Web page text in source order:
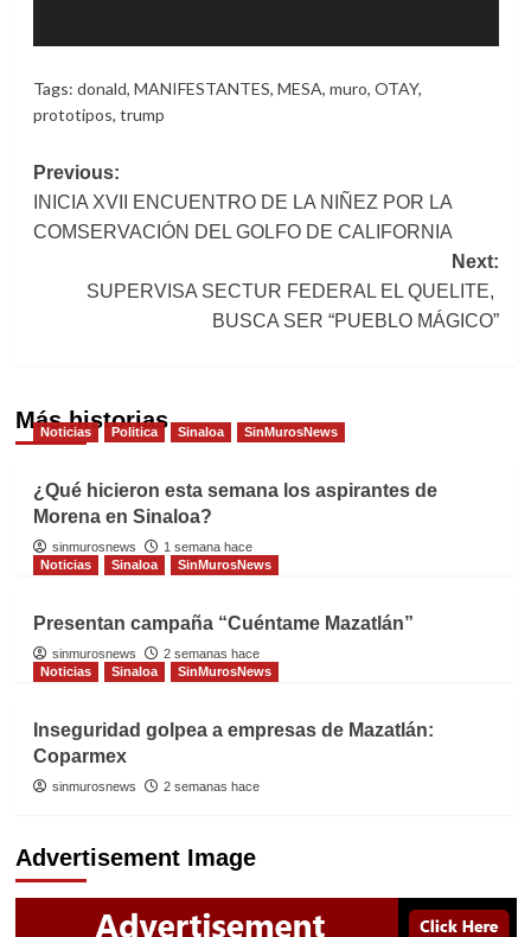
Tags: donald, MANIFESTANTES, MESA, muro, OTAY,
prototipos, trump
Post
navigation
Previous:
INICIA XVII ENCUENTRO DE LA NIÑEZ POR LA
COMSERVACIÓN DEL GOLFO DE CALIFORNIA
Next:
SUPERVISA SECTUR FEDERAL EL QUELITE,
BUSCA SER “PUEBLO MÁGICO”
Más historias
Noticias Politica Sinaloa SinMurosNews
¿Qué hicieron esta semana los aspirantes de
Morena en Sinaloa?
sinmurosnews
1 semana hace
Noticias
Sinaloa SinMurosNews
Presentan campaña “Cuéntame Mazatlán”
sinmurosnews
2 semanas hace
Noticias
Sinaloa SinMurosNews
Inseguridad golpea a empresas de Mazatlán:
Coparmex
sinmurosnews 2 semanas hace
Advertisement Image